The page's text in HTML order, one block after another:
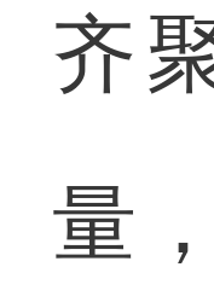
齐
量